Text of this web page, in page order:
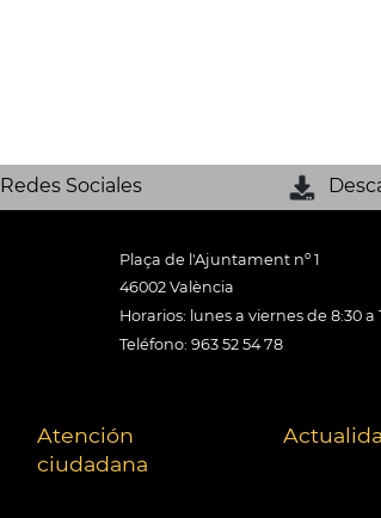
Redes Sociales
Plaça de l'Ajuntament nº 1
46002 València
Horarios: lunes a viernes de 8:30 a
Teléfono: 963 52 54 78
Atención
ciudadana